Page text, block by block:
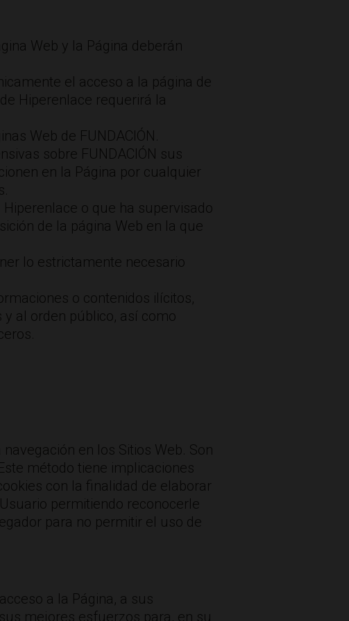
Web y la Página deberán
el acceso a la página de
Hiperenlace requerirá la
Web de FUNDACIÓN.
sobre FUNDACIÓN sus
en la Página por cualquier
o que ha supervisado
de la página Web en la que
lo estrictamente necesario
o contenidos ilícitos,
al orden público, así como
en los Sitios Web. Son
método tiene implicaciones
con la finalidad de elaborar
permitiendo reconocerle
para no permitir el uso de
a la Página, a sus
mejores esfuerzos para, en su